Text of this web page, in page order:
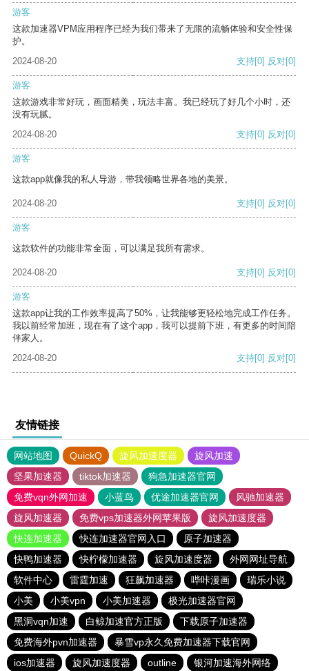
游客
这款加速器VPM应用程序已经为我们带来了无限的流畅体验和安全性保
护。
2024-08-20
支持[0] 反对[0]
游客
这款游戏非常好玩，画面精美，玩法丰富。我已经玩了好几个小时，还
没有玩腻。
2024-08-20
支持[0] 反对[0]
游客
这款app就像我的私人导游，带我领略世界各地的美景。
2024-08-20 支持[0] 反对[0]
游客
这款软件的功能非常全面，可以满足我所有需求。
2024-08-20 支持[0] 反对[0]
游客
这款app让我的工作效率提高了50%，让我能够更轻松地完成工作任务。
我以前经常加班，现在有了这个app，我可以提前下班，有更多的时间陪
伴家人。
2024-08-20
支持[0] 反对[0]
友情链接
网站地图 QuickQ 旋风加速度器
旋风加速
坚果加速器
tiktok加速器
狗急加速器官网
免费vqn外网加速
小蓝鸟 优途加速器官网
风驰加速器
旋风加速器
免费vps加速器外网苹果版
旋风加速度器
快连加速器
快连加速器官网入口
原子加速器
快鸭加速器
快柠檬加速器 旋风加速度器
外网网址导航
软件中心
雷霆加速 狂飙加速器 哔咔漫画
瑞乐小说
小美
小美vpn 小美加速器
极光加速器官网
黑洞vqn加速
白鲸加速官方正版
下载原子加速器
免费海外pvn加速器
暴雪vp永久免费加速器下载官网
ios加速器
旋风加速度器 outline 银河加速海外网络